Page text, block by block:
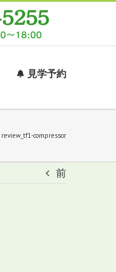
見学予約
review_tf1-compressor
前